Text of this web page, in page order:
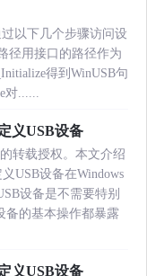
以下几个步骤访问设
径用接口的路径作为
得到WinUSB句
......
义USB设备
转载授权。本文介绍
USB设备在Windows
设备是不需要特别
备的基本操作都暴露
义USB设备